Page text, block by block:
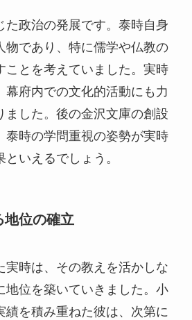
た政治の発展です。泰時自身
物であり、特に儒学や仏教の
ことを考えていました。実時
幕府内での文化的活動にも力
ました。後の金沢文庫の創設
泰時の学問重視の姿勢が実時
いえるでしょう。
地位の確立
実時は、その教えを活かしな
地位を築いていきました。小
績を積み重ねた彼は、次第に